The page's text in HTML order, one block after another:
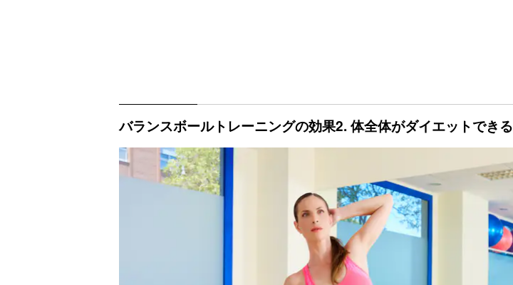
バランスボールトレーニングの効果2. 体全体がダイエットできる